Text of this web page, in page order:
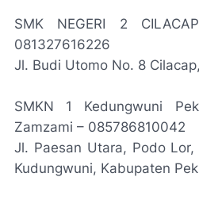
SMK NEGERI 2
081327616226
Jl. Budi Utomo No. 8
SMKN 1 Kedungwuni
Zamzami – 085786810042
Jl. Paesan Utara, Podo Lor,
Kudungwuni, Kabupaten